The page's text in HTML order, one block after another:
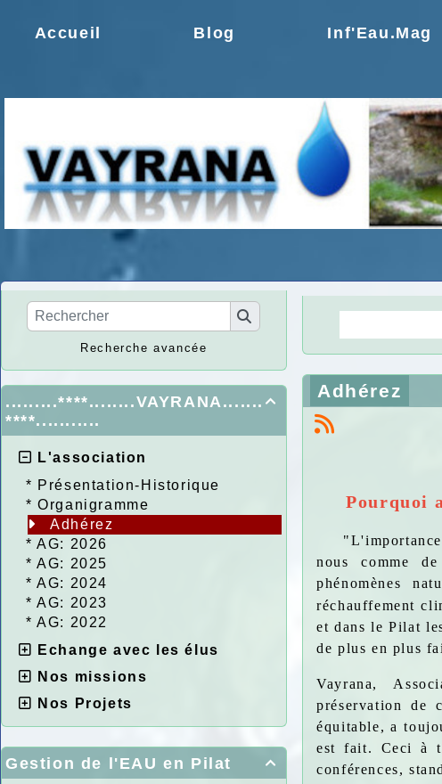
Accueil Blog Inf'Eau.Mag
Recherche avancée

.........****........VAYRANA.......
****...........
L'association
* Présentation-Historique
*Organigramme
Adhérez
*AG: 2026
*AG: 2025
*AG: 2024
*AG: 2023
*AG: 2022
Echange avec les élus
Nos missions
Nos Projets

Gestion de l'EAU en Pilat
Adhérez
Pourquoi
nous comme
phénomènes
réchauffement
et dans le Pilat
de plus en plus
Vayrana,
préservation de
équitable, a
est fait. Ceci à
conférences,